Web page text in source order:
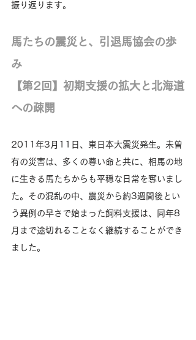
振り返ります。
馬たちの震災と、引退馬協会の歩
み
【第2回】初期支援の拡大と北海道
への疎開
2011年3月11日、東日本大震災発生。未曽
有の災害は、多くの尊い命と共に、相馬の地
に生きる馬たちからも平穏な日常を奪いまし
た。その混乱の中、震災から約3週間後とい
う異例の早さで始まった飼料支援は、同年8
月まで途切れることなく継続することができ
ました。